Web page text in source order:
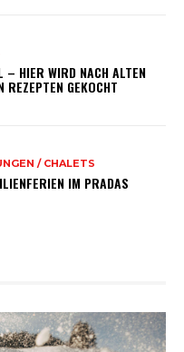
– HIER WIRD NACH ALTEN
REZEPTEN GEKOCHT
/ CHALETS
IM PRADAS